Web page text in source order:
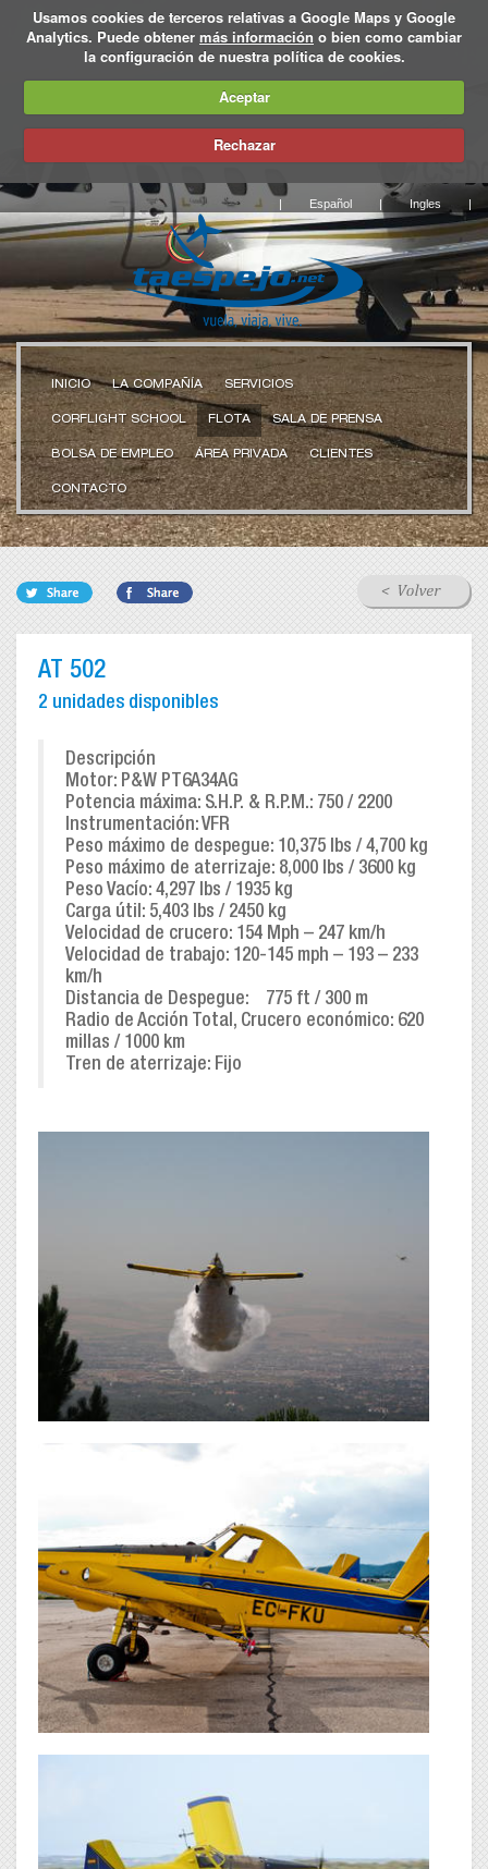
Usamos cookies de terceros relativas a Google Maps y Google
Analytics. Puede obtener más información o bien como cambiar
la configuración de nuestra política de cookies.
Aceptar
Rechazar
| Español | Ingles |
INICIO LA COMPAÑÍA SERVICIOS
CORFLIGHT SCHOOL FLOTA SALA DE PRENSA
BOLSA DE EMPLEO ÁREA PRIVADA CLIENTES
CONTACTO
AT 502
2 unidades disponibles
Descripción
Motor: P&W PT6A34AG
Potencia máxima: S.H.P. & R.P.M.: 750 / 2200
Instrumentación: VFR
Peso máximo de despegue: 10,375 lbs / 4,700 kg
Peso máximo de aterrizaje: 8,000 lbs / 3600 kg
Peso Vacío: 4,297 lbs / 1935 kg
Carga útil: 5,403 lbs / 2450 kg
Velocidad de crucero: 154 Mph – 247 km/h
Velocidad de trabajo: 120-145 mph – 193 – 233
km/h
Distancia de Despegue: 775 ft / 300 m
Radio de Acción Total, Crucero económico: 620
millas / 1000 km
Tren de aterrizaje: Fijo